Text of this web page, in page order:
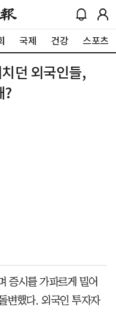
국제 건강 스포츠
던 외국인들,
?
증시를 가파르게 밀어
변했다. 외국인 투자자